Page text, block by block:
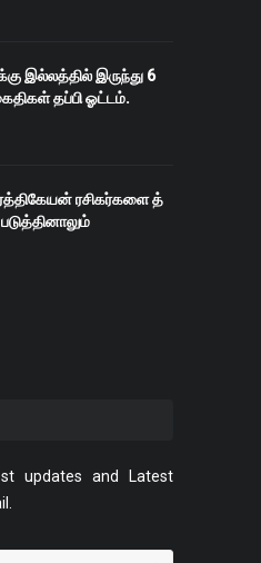
இல்லத்தில் இருந்து 6
தப்பி ஓட்டம்.
ரசிகர்களை த்
படுத்தினாலும்
updates and Latest